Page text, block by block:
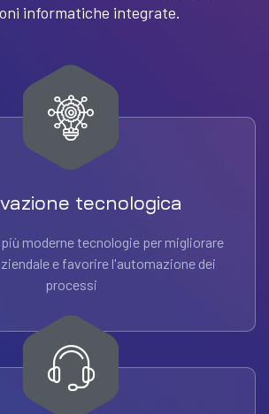
informatiche integrate.
tecnologica
moderne tecnologie per migliorare
e favorire l'automazione dei
processi